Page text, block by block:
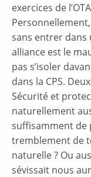
exercices de
sans entrer dans
alliance est le
pas s’isoler
dans la CPS.
Sécurité et
naturellement
suffisamment de
tremblement de
naturelle ? Ou
sévissait nous